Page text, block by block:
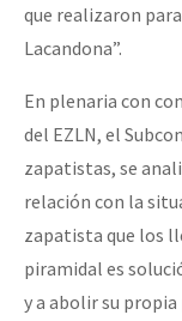
Medios Libres
Eventos
Contacto
que realizaron
Lacandona”.
En plenaria con
del EZLN, el
zapatistas, se
relación con la
zapatista que los
piramidal es
y a abolir su